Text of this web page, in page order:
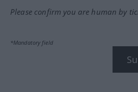
Please confirm you are human by
*Mandatory field